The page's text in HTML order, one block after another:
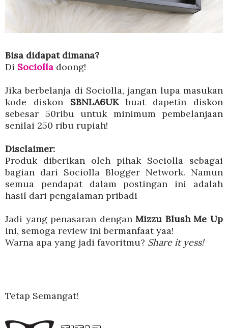
Bisa didapat dimana?
Di Sociolla doong!
Jika berbelanja di Sociolla, jangan lupa masukan
kode diskon SBNLA6UKbuat dapetin diskon
sebesar 50ribu untuk minimum pembelanjaan
senilai 250 ribu rupiah!
Disclaimer:
Produk diberikan oleh pihak Sociolla sebagai
bagian dari Sociolla Blogger Network. Namun
semua pendapat dalam postingan ini adalah
hasil dari pengalaman pribadi
Jadi yang penasaran denganMizzu Blush Me Up
ini, semoga review ini bermanfaat yaa!
Warna apa yang jadi favoritmu? Share it yess!
Tetap Semangat!